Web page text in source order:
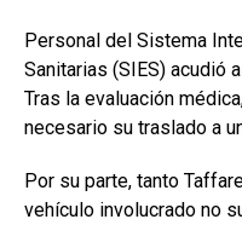
Personal del Sistema
Sanitarias (SIES) acudió
Tras la evaluación
necesario su traslado a
Por su parte, tanto
vehículo involucrado no